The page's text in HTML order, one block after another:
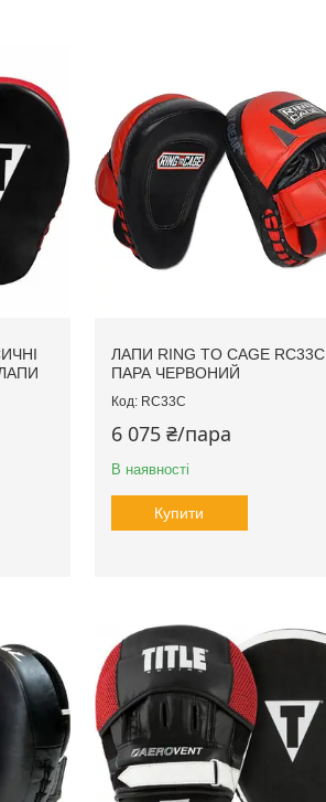
ЛАПИ RING TO CAGE RC33C
ПАРА ЧЕРВОНИЙ
RC33C
6 075 ₴/пара
В наявності
Купити